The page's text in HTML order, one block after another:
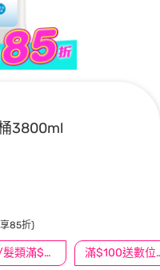
3800ml
民生/髮類滿$388送舒潔冰巾 滿
85折)